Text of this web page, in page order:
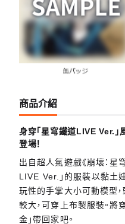
商品介紹
身穿「星穹鐵道LIVE Ver.」
登場！
出自超人氣遊戲《崩壞：星
LIVE Ver.」的服裝以黏土
玩性的手掌大小可動模型
較大，可穿上布製服裝。將
金」帶回家吧。